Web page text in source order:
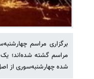
مراسم گشته شده‌اند؛
شده چهارشنبه‌سوری از